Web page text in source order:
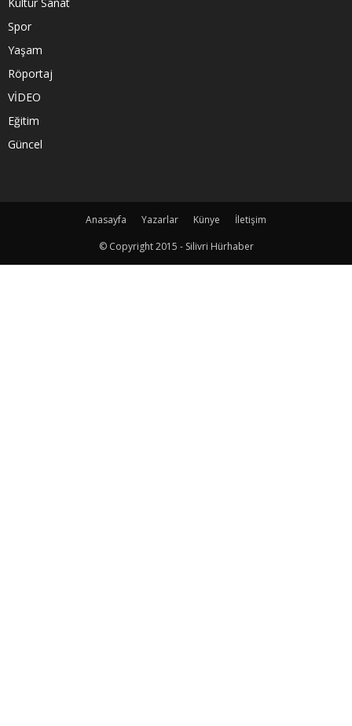
Spor
Yaşam
Röportaj
VİDEO
Eğitim
Güncel
Anasayfa Yazarlar Künye
İletişim
© Copyright 2015 - Silivri Hürhaber